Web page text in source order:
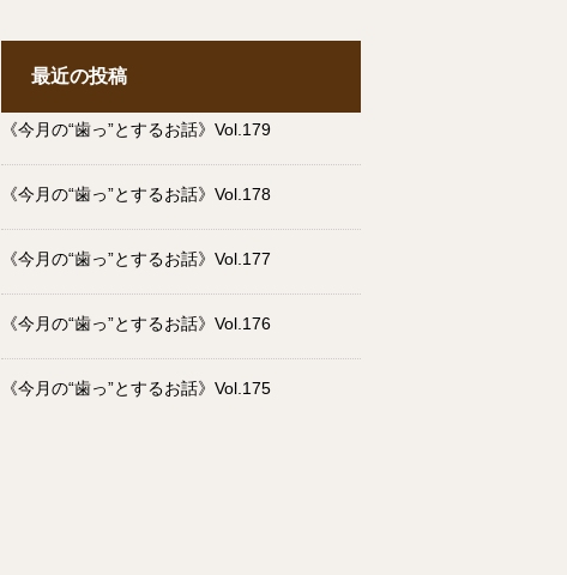
最近の投稿
《今月の“歯っ”とするお話》Vol.179
《今月の“歯っ”とするお話》Vol.178
《今月の“歯っ”とするお話》Vol.177
《今月の“歯っ”とするお話》Vol.176
《今月の“歯っ”とするお話》Vol.175